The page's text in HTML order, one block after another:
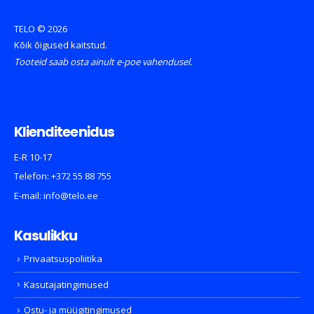
TELO © 2026
Kõik õigused kaitstud.
Tooteid saab osta ainult e-poe vahendusel.
Klienditeenidus
E-R 10-17
Telefon: +372 55 88 755
E-mail: info@telo.ee
Kasulikku
Privaatsuspoliitika
Kasutajatingimused
Ostu- ja müügitingimused